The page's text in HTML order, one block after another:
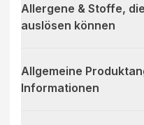
Allergene & Stoffe,
auslösen können
Allgemeine
Informationen